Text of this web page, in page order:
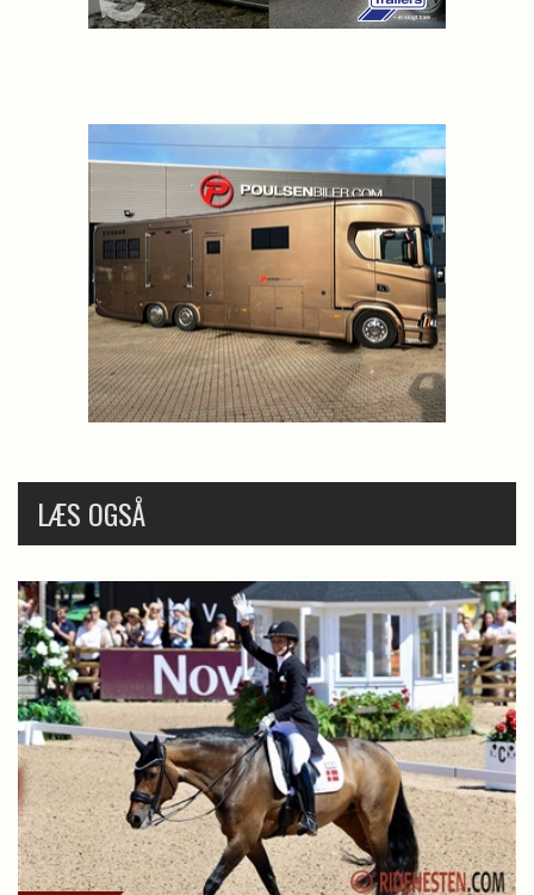
LÆS OGSÅ